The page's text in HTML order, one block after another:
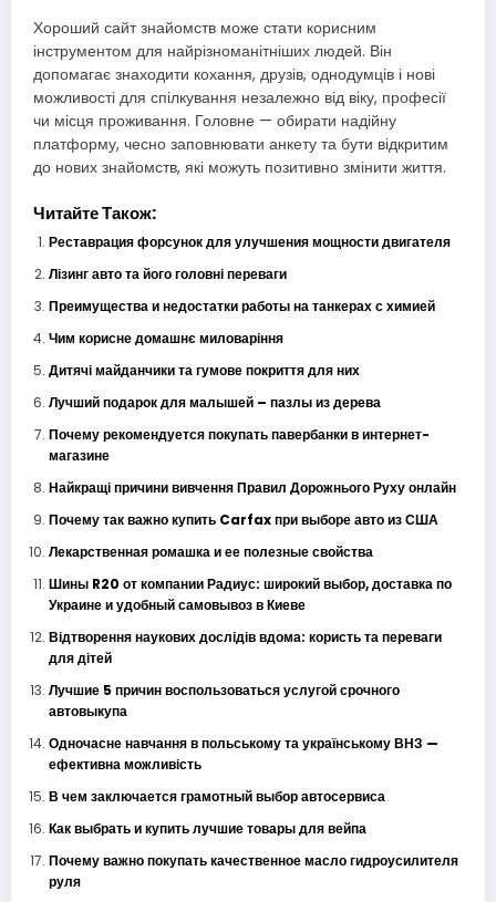
Хороший сайт знайомств може стати корисним
інструментом для найрізноманітніших людей. Він
допомагає знаходити кохання, друзів, однодумців і нові
можливості для спілкування незалежно від віку, професії
чи місця проживання. Головне — обирати надійну
платформу, чесно заповнювати анкету та бути відкритим
до нових знайомств, які можуть позитивно змінити життя.
Читайте Також:
Реставрация форсунок для улучшения мощности двигателя
Лізинг авто та його головні переваги
Преимущества и недостатки работы на танкерах с химией
Чим корисне домашнє миловаріння
Дитячі майданчики та гумове покриття для них
Лучший подарок для малышей – пазлы из дерева
Почему рекомендуется покупать павербанки в интернет-
магазине
Найкращі причини вивчення Правил Дорожнього Руху онлайн
Почему так важно купить Carfax при выборе авто из США
Лекарственная ромашка и ее полезные свойства
Шины R20 от компании Радиус: широкий выбор, доставка по
Украине и удобный самовывоз в Киеве
Відтворення наукових дослідів вдома: користь та переваги
для дітей
Лучшие 5 причин воспользоваться услугой срочного
автовыкупа
Одночасне навчання в польському та українському ВНЗ —
ефективна можливість
В чем заключается грамотный выбор автосервиса
Как выбрать и купить лучшие товары для вейпа
Почему важно покупать качественное масло гидроусилителя
руля